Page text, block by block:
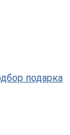
подарка